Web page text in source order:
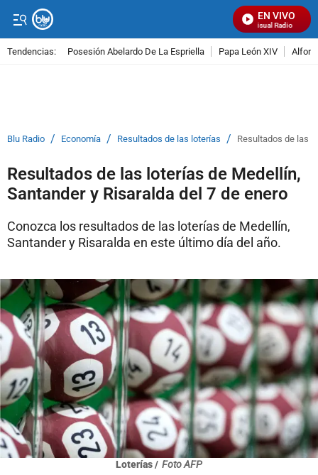
EN VIVO
Señal Visual Radio
Tendencias: Posesión Abelardo De La Espriella Papa León XIV
Blu Radio / Economía / Resultados de las loterías / Resultados de las
Resultados de las loterías de Medellín,
Santander y Risaralda del 7 de enero
Conozca los resultados de las loterías de Medellín,
Santander y Risaralda en este último día del año.
Loterías / Foto AFP